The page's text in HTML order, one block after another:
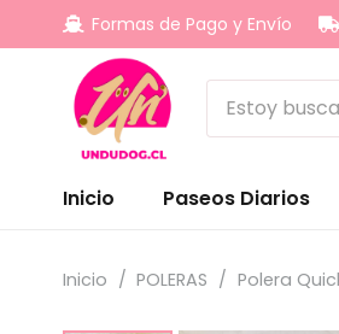
Formas de Pago y Envío
Inicio Paseos Diarios
Inicio / POLERAS / Polera